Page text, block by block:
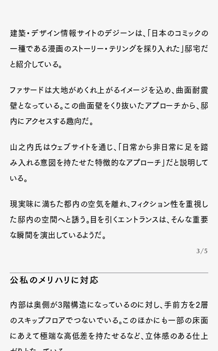
建築・デザイン情報サイトのデジーンは、「日本のコミックの
一種である漫画のストーリー・テリングを採り入れた」邸宅だ
と紹介している。
ファサードは大地がめくれ上がるイメージを込め、曲面耐震
壁となっている。この曲面壁をくり抜いたアプローチから、邸
内にアクセスする趣向だ。
山之内氏はウェブサイトを通じ、「日常から非日常に足を踏
み入れる意図を持たせた特徴的なアプローチ」だと説明して
いる。
現実味に満ちた都内の空気を離れ、フィクション性を重視し
た邸内の空間へと誘う。目を引くエントランスは、そんな重要
な瞬間を演出しているようだ。
3/5
公私のメリハリに対応
内部は奥側が3階構造になっているのに対し、手前方を2層
のスキップフロアでつないでいる。このほかにも一部の床面
にあえて極端な高低差を持たせるなど、立体感のある仕上